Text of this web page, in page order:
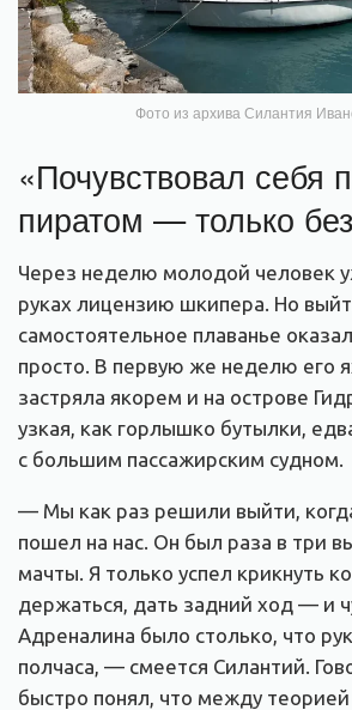
Фото из архива Силантия
«Почувствовал себя
пиратом — только
Через неделю молодой человек
руках лицензию шкипера. Но
самостоятельное плаванье
просто. В первую же неделю его
застряла якорем и на острове
узкая, как горлышко бутылки,
с большим пассажирским судном.
— Мы как раз решили выйти,
пошел на нас. Он был раза в три
мачты. Я только успел крикнуть
держаться, дать задний ход — и
Адреналина было столько, что
полчаса, — смеется Силантий.
быстро понял, что между